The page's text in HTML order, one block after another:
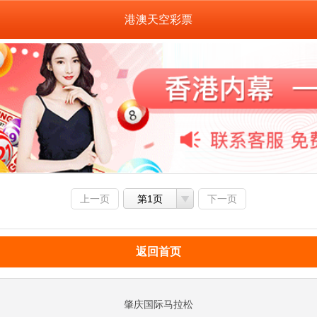
港澳天空彩票
上一页 第1页 下一页
返回首页
肇庆国际马拉松